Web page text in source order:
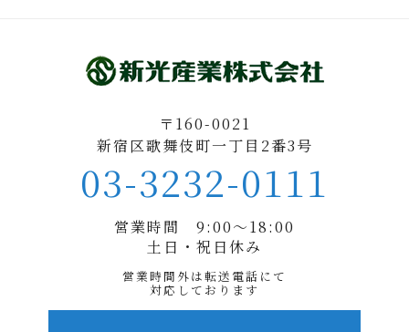
〒160-0021
新宿区歌舞伎町一丁目2番3号
03-3232-0111
営業時間 9:00〜18:00
土日・祝日休み
営業時間外は転送電話にて
対応しております